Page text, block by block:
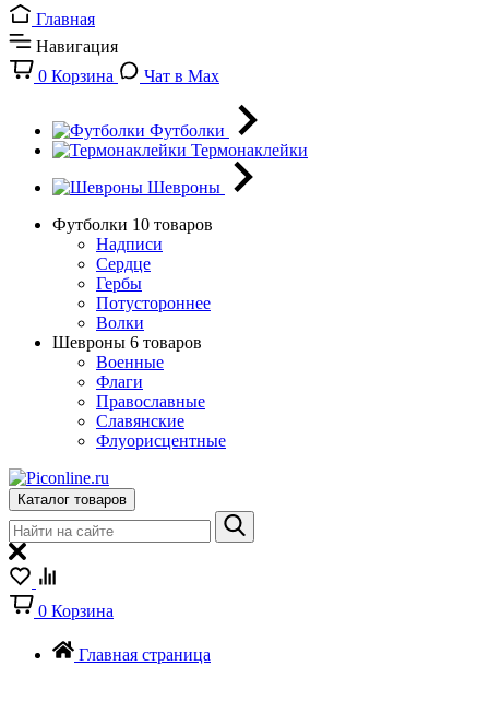
Главная
Навигация
0 Корзина Чат в Max
Футболки
Термонаклейки
Шевроны
Футболки 10 товаров
Надписи
Сердце
Гербы
Потустороннее
Волки
Шевроны 6 товаров
Военные
Флаги
Православные
Славянские
Флуорисцентные
Каталог товаров
0 Корзина
Главная страница